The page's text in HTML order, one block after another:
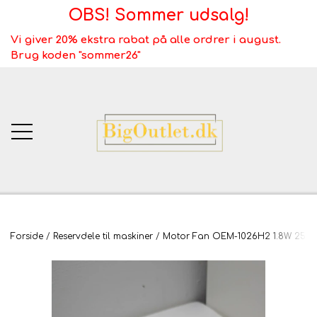
OBS! Sommer udsalg!
Vi giver 20% ekstra rabat på alle ordrer i august.
Brug koden "sommer26"
BigOutlet.dk
TÆPPER
Webshop ALT
Forside Reservdele til maskiner Motor Fan OEM-1026H2 1.8W